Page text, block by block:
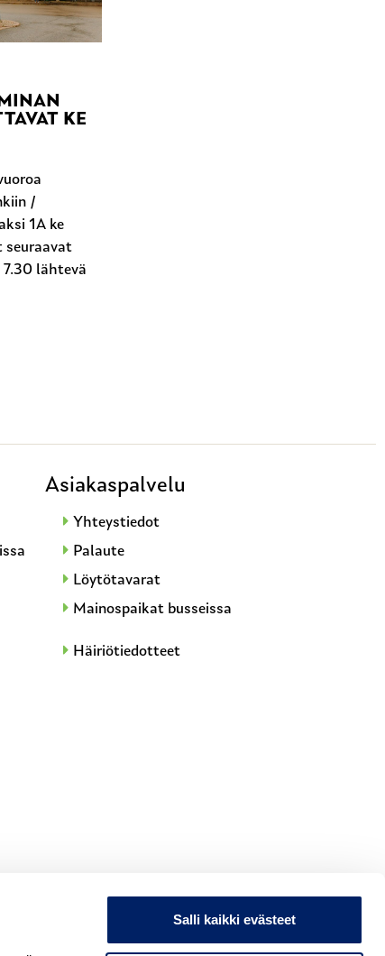
Salli kaikki evästeet
KE
/
1A ke
seuraavat
lähtevä
Asiakaspalvelu
Yhteystiedot
Palaute
Löytötavarat
Häiriötiedotteet
Mainospaikat busseissa